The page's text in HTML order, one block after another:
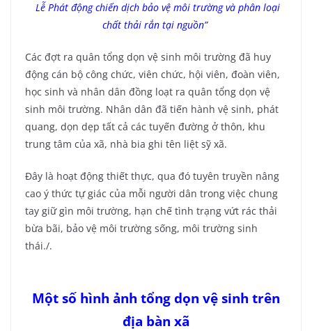
Lễ Phát động chiến dịch bảo vệ môi trường và phân loại
chất thải rắn tại nguồn”
Các đợt ra quân tổng dọn vệ sinh môi trường đã huy
động cán bộ công chức, viên chức, hội viên, đoàn viên,
học sinh và nhân dân đồng loạt ra quân tổng dọn vệ
sinh môi trường. Nhân dân đã tiến hành vệ sinh, phát
quang, dọn dẹp tất cả các tuyến đường ở thôn, khu
trung tâm của xã, nhà bia ghi tên liệt sỹ xã.
Đây là hoạt động thiết thực, qua đó tuyên truyền nâng
cao ý thức tự giác của mỗi người dân trong việc chung
tay giữ gìn môi trường, hạn chế tình trạng vứt rác thải
bừa bãi, bảo vệ môi trường sống, môi trường sinh
thái./.
Một số hình ảnh tổng dọn vệ sinh trên
địa bàn xã